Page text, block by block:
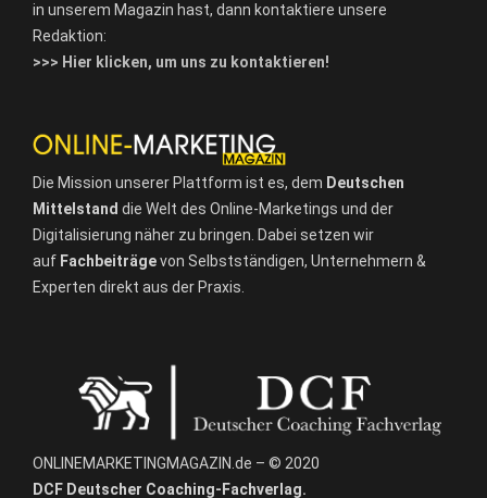
in unserem Magazin hast, dann kontaktiere unsere
Redaktion:
>>> Hier klicken, um uns zu kontaktieren!
Die Mission unserer Plattform ist es, dem Deutschen
Mittelstand die Welt des Online-Marketings und der
Digitalisierung näher zu bringen. Dabei setzen wir
auf Fachbeiträgevon Selbstständigen, Unternehmern &
Experten direkt aus der Praxis.
ONLINEMARKETINGMAGAZIN.de – © 2020
DCF Deutscher Coaching-Fachverlag.